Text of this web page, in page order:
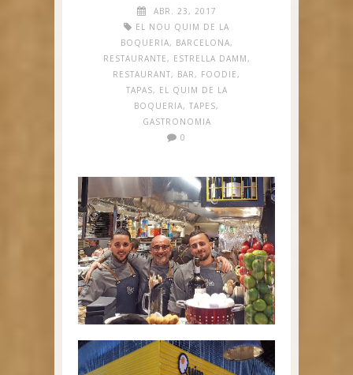
ABR. 23, 2017
EL NOU QUIM DE LA
BOQUERIA, BARCELONA,
RESTAURANTE, ESTRELLA DAMM,
RESTAURANT, BAR, FOODIE,
TAPAS, EL QUIM DE LA
BOQUERIA, TAPES,
GASTRONOMIA
0